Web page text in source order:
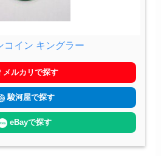
コイン キングラー
メルカリで探す
駿河屋で探す
eBayで探す